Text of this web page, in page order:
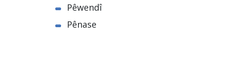
Pêwendî
Pênase